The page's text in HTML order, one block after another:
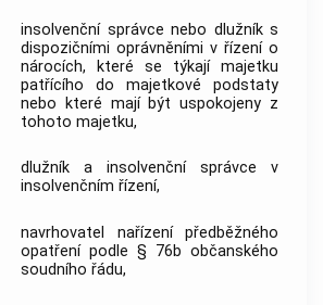
insolvenční správce nebo dlužník s
dispozičními oprávněními v řízení o
nárocích, které se týkají majetku
patřícího do majetkové podstaty
nebo které mají být uspokojeny z
tohoto majetku,
dlužník a insolvenční správce v
insolvenčním řízení,
navrhovatel nařízení předběžného
opatření podle § 76b občanského
soudního řádu,